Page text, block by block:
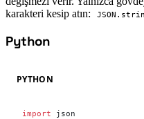
karakteri kesip atın:
#
Python
PYTHON
import json